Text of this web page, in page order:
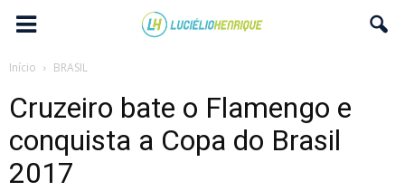
Início BRASIL
Cruzeiro bate o Flamengo e
conquista a Copa do Brasil
2017